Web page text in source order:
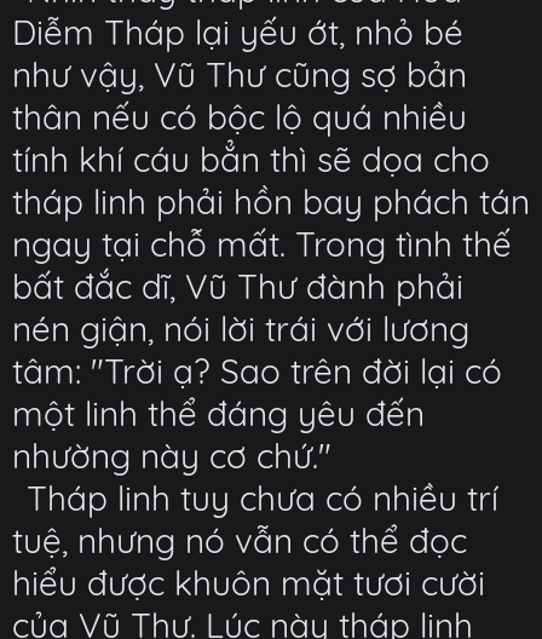
Diễm Tháp lại yếu ớt, nhỏ bé
như vậy, Vũ Thư cũng sợ bản
thân nếu có bộc lộ quá nhiều
tính khí cáu bẳn thì sẽ dọa cho
tháp linh phải hồn bay phách tán
ngay tại chỗ mất. Trong tình thế
bất đắc dĩ, Vũ Thư đành phải
nén giận, nói lời trái với lương
tâm: "Trời ạ? Sao trên đời lại có
một linh thể đáng yêu đến
nhường này cơ chứ."
Tháp linh tuy chưa có nhiều trí
tuệ, nhưng nó vẫn có thể đọc
hiểu được khuôn mặt tươi cười
của Vũ Thư. Lúc này tháp linh